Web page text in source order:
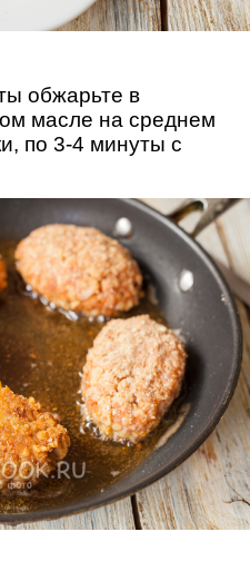
обжарьте в
масле на среднем
по 3-4 минуты с